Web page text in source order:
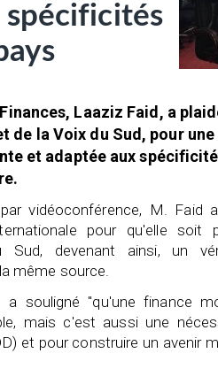
spécificités
Laaziz Faid, a
de la Voix du Sud, pour
et adaptée aux
vidéoconférence, M. Faid
pour qu'elle
devenant ainsi, un
même source.
souligné "qu'une finance
mais c'est aussi une
et pour construire un avenir